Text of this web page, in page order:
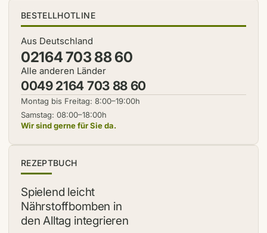
BESTELLHOTLINE
Aus Deutschland
02164 703 88 60
Alle anderen Länder
0049 2164 703 88 60
Montag bis Freitag: 8:00–19:00h
Samstag: 08:00–18:00h
Wir sind gerne für Sie da.
REZEPTBUCH
Spielend leicht
Nährstoffbomben in
den Alltag integrieren